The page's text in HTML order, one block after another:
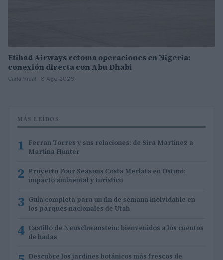
Etihad Airways retoma operaciones en Nigeria:
conexión directa con Abu Dhabi
Carla Vidal · 8 Ago 2026
MÁS LEÍDOS
1 Ferran Torres y sus relaciones: de Sira Martínez a
Martina Hunter
2 Proyecto Four Seasons Costa Merlata en Ostuni:
impacto ambiental y turístico
3 Guía completa para un fin de semana inolvidable en
los parques nacionales de Utah
4 Castillo de Neuschwanstein: bienvenidos a los cuentos
de hadas
Descubre los jardines botánicos más frescos de